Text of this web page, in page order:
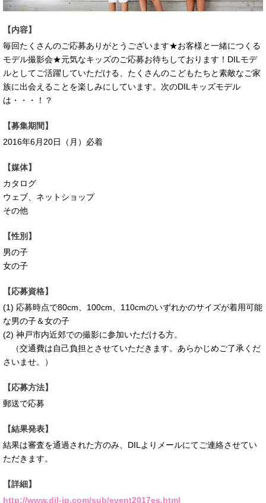
【内容】
毎回たくさんのご応募ありがとうございます★お客様と一緒につくる
モデル撮影会★元気なキッズのご応募お待ちしております！DILモデ
ルとしてご活躍していただける、たくさんのこどもたちと素敵なご家
族に出会えることを楽しみにしています。次のDILキッズモデル
は・・・！？
【募集期間】
2016年6月20日（月）必着
【媒体】
カタログ
ウェブ、ネットショップ
その他
【性別】
男の子
女の子
【応募資格】
(1) 応募時点で80cm、100cm、110cmのいずれかのサイズが着用可能
な男の子＆女の子
(2) 神戸市内近郊での撮影に参加いただける方。
（交通費は自己負担とさせていただきます。あらかじめご了承くだ
さいませ。）
【応募方法】
郵送で応募
【結果発表】
結果は審査を通過された方のみ、DILよりメールにてご連絡させてい
ただきます。
【詳細】
http://www.dil-jp.com/sub/event2017es.html